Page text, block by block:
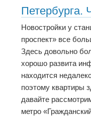
Петербурга.
Новостройки у
проспект» все
Здесь довольно
хорошо развита
находится
поэтому квартиры
давайте
метро